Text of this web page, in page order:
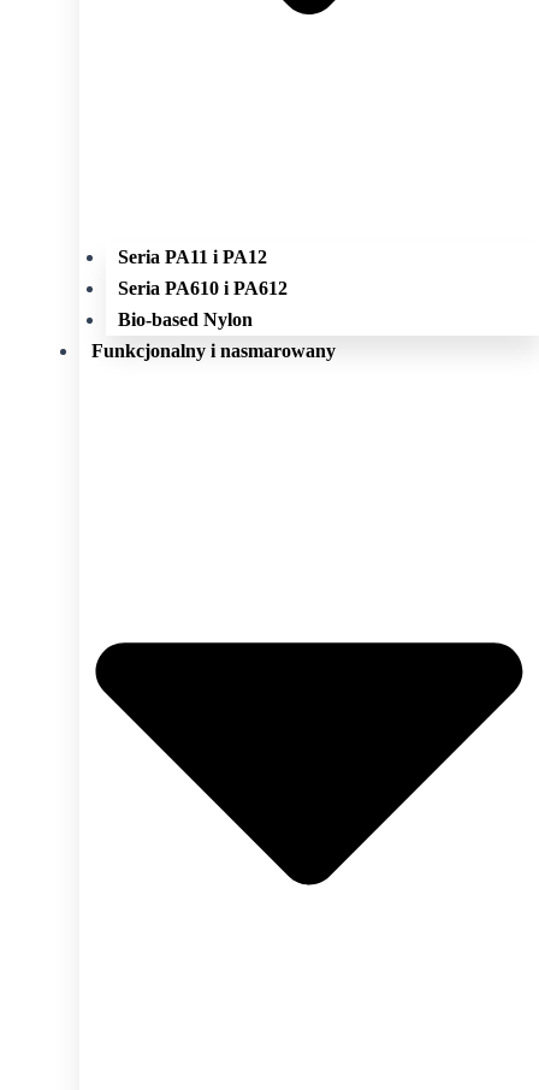
Seria PA11 i PA12
Seria PA610 i PA612
Bio-based Nylon
Funkcjonalny i nasmarowany